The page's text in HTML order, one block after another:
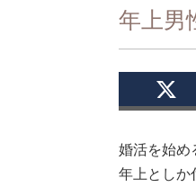
年上男
婚活を始め
年上としか